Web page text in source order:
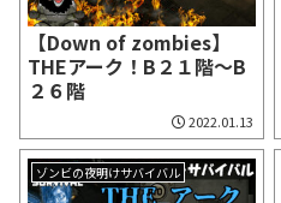
【Down of zombies】
THEアーク！B２１階～B
２６階
2022.01.13
ゾンビの夜明けサバイバル